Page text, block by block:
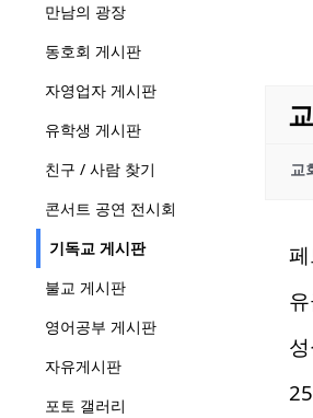
만남의 광장
동호회 게시판
자영업자 게시판
유학생 게시판
친구 / 사람 찾기
콘서트 공연 전시회
기독교 게시판
불교 게시판
영어공부 게시판
자유게시판
포토 갤러리
교